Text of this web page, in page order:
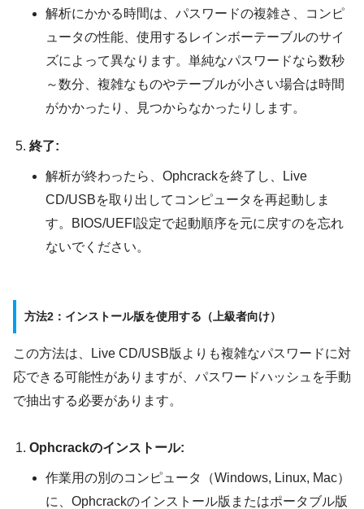
解析にかかる時間は、パスワードの複雑さ、コンピ
ュータの性能、使用するレインボーテーブルのサイ
ズによって異なります。単純なパスワードなら数秒
～数分、複雑なものやテーブルが小さい場合は時間
がかかったり、見つからなかったりします。
終了:
解析が終わったら、Ophcrackを終了し、Live
CD/USBを取り出してコンピュータを再起動しま
す。BIOS/UEFI設定で起動順序を元に戻すのを忘れ
ないでください。
方法2：インストール版を使用する（上級者向け）
この方法は、Live CD/USB版よりも複雑なパスワードに対
応できる可能性がありますが、パスワードハッシュを手動
で抽出する必要があります。
Ophcrackのインストール:
作業用の別のコンピュータ（Windows, Linux, Mac）
に、Ophcrackのインストール版またはポータブル版